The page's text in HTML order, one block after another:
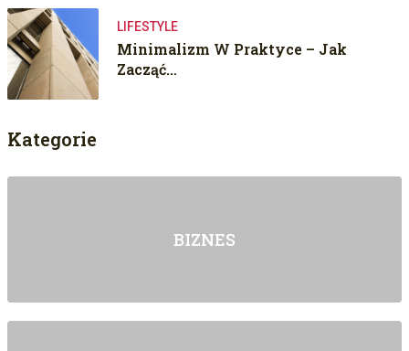
LIFESTYLE
Minimalizm W Praktyce – Jak
Zacząć…
Kategorie
BIZNES